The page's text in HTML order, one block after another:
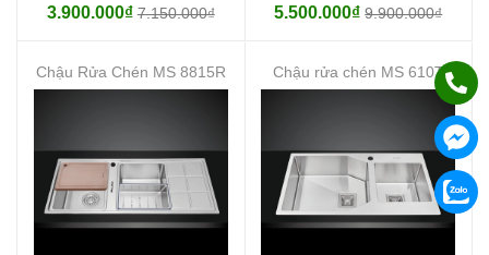
3.900.000₫7.150.000₫ 5.500.000₫9.900.000₫
Chậu Rửa Chén MS 8815R Chậu rửa chén MS 610T